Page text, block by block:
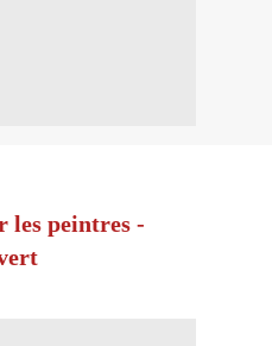
les peintres -